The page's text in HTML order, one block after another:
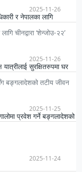
र नेपालका लागि
दुई देशबिच व्यापार
2025-11-26
चीनद्वारा ‘शेन्जोउ-२२’
सुरक्षितरुपमा घर
मङ्गलबार ‘शेन्जोउ–२२’
2025-11-26
बङ्गलादेशको तटीय जीवन
प्रवेश गर्ने बङ्गलादेशको
हरेक लय, हरेक सङ्घर्ष र
2025-11-25
2025-11-24